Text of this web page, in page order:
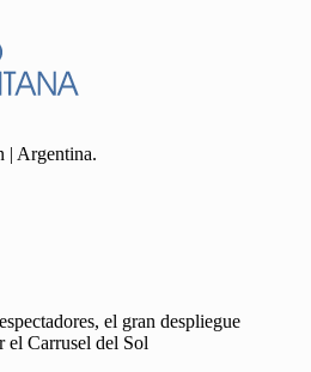
| Argentina.
el gran despliegue
el Carrusel del Sol